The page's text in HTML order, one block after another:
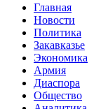
Главная
Новости
Политика
Закавказье
Экономика
Армия
Диаспора
Общество